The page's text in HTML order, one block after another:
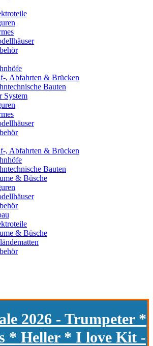
, Abfahrten & Brücken
Bauten
System
, Abfahrten & Brücken
Bauten
& Büsche
& Büsche
2026 - Trumpeter *
* Heller * I love Kit -